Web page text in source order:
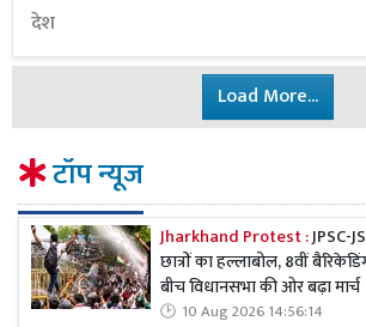
देश
Load More...
टॉप न्यूज
Jharkhand Protest :JPSC-
छात्रों का हल्लाबोल, 8वीं
बीच विधानसभा की ओर बढ़ा मार्च
10 Aug 2026 14:56:14